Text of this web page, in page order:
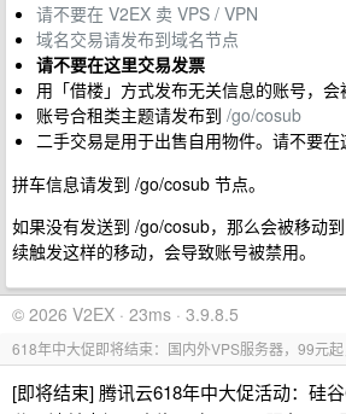
请不要在 V2EX 卖 VPS / VPN
域名交易请发布到域名节点
请不要在这里交易发票
用「借楼」方式发布无关信息的账号，会
账号合租类主题请发布到 /go/cosub
二手交易是用于出售自用物件。请不要在
拼车信息请发到 /go/cosub 节点。
如果没有发送到 /go/cosub，那么会被移动
续触发这样的移动，会导致账号被禁用。
© 2026 V2EX · 23ms · 3.9.8.5
618年中大促即将结束：国内外VPS服务器，99元
[即将结束] 腾讯云618年中大促活动：硅